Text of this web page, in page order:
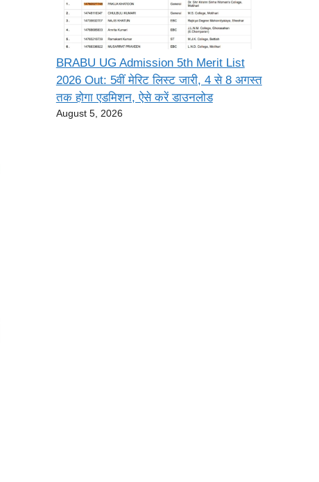
BRABU UG Admission 5th Merit List
2026 Out: 5वीं मेरिट लिस्ट जारी, 4 से 8 अगस्त
तक होगा एडमिशन, ऐसे करें डाउनलोड
August 5, 2026